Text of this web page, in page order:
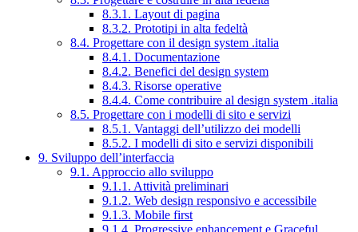
8.3.1. Layout di pagina
8.3.2. Prototipi in alta fedeltà
8.4. Progettare con il design system .italia
8.4.1. Documentazione
8.4.2. Benefici del design system
8.4.3. Risorse operative
8.4.4. Come contribuire al design system .italia
8.5. Progettare con i modelli di sito e servizi
8.5.1. Vantaggi dell’utilizzo dei modelli
8.5.2. I modelli di sito e servizi disponibili
9. Sviluppo dell’interfaccia
9.1. Approccio allo sviluppo
9.1.1. Attività preliminari
9.1.2. Web design responsivo e accessibile
9.1.3. Mobile first
9.1.4. Progressive enhancement e Graceful